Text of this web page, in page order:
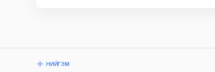
НИЙГЭМ